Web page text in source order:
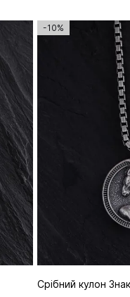
-10%
Срібний кулон